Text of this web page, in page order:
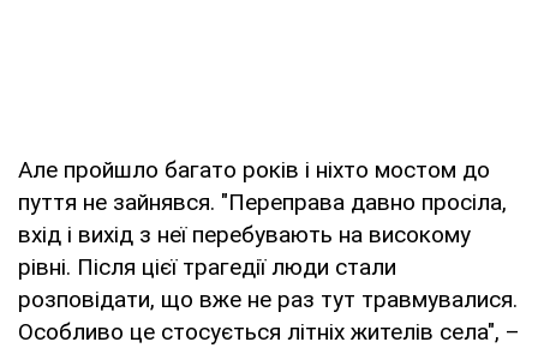
Але пройшло багато років і ніхто мостом до
пуття не зайнявся. "Переправа давно просіла,
вхід і вихід з неї перебувають на високому
рівні. Після цієї трагедії люди стали
розповідати, що вже не раз тут травмувалися.
Особливо це стосується літніх жителів села", –